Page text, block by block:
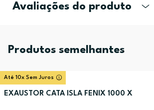
Avaliações do produto
Produtos semelhantes
Até 10x Sem Juros
EXAUSTOR CATA ISLA FENIX 1000 X